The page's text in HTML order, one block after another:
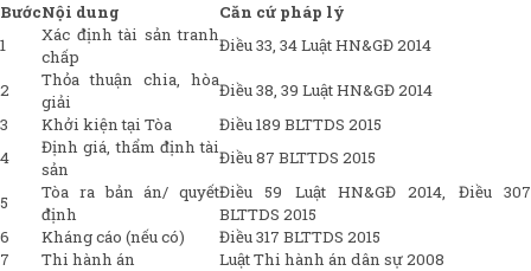
BướcNội dung
Căn cứ pháp lý
1
Xác định tài sản tranh
chấp
Điều 33, 34 Luật HN&GĐ 2014
2
Thỏa thuận chia, hòa
giải
Điều 38, 39 Luật HN&GĐ 2014
3
Khởi kiện tại Tòa
Điều 189 BLTTDS 2015
4
Định giá, thẩm định tài
sản
Điều 87 BLTTDS 2015
5
Tòa ra bản án/ quyết
định
Điều 59 Luật HN&GĐ 2014, Điều 307
BLTTDS 2015
6
Kháng cáo (nếu có)
Điều 317 BLTTDS 2015
7
Thi hành án Luật Thi hành án dân sự 2008